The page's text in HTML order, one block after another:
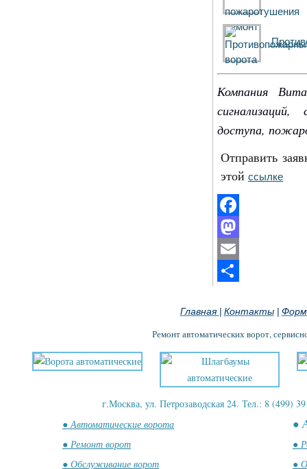
Компания
доступа,
Отправить
этой ссылке
Facebook
Mastodon
Email
Главная Контакты|
Ремонт автоматических ворот,
г.Москва, ул. Петрозаводская 24. Тел.: 8 (499)
● Автоматические ворота
●
● Ремонт ворот
●
● Обслуживание ворот
●